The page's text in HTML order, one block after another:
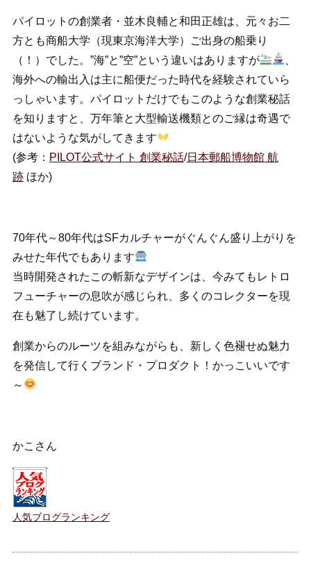
パイロットの創業者・並木良輔と和田正雄は、元々お二
方とも商船大学（現東京海洋大学）ご出身の船乗り
（！）でした。”海”と”空”という違いはありますが
海外への輸出入は主に船便だった時代を経験されていら
っしゃいます。パイロットだけでもこのような創業秘話
を知りますと、万年筆と大型輸送機類とのご縁は奇遇で
はないような気がしてきます
(参考： PILOT公式サイト 創業秘話/日本郵船博物館 航
跡ほか)
70年代～80年代はSFカルチャーがぐんぐん盛り上がりを
みせた年代でもあります
当時開発されたこの斬新なデザインは、今みてもレトロ
フューチャーの息吹が感じられ、多くのコレクターを現
在も魅了し続けています。
創業からのルーツを組みながらも、新しく色褪せぬ魅力
を発信して行くブランド・プロダクト！かっこいいです
～
かこさん
人気ブログランキング